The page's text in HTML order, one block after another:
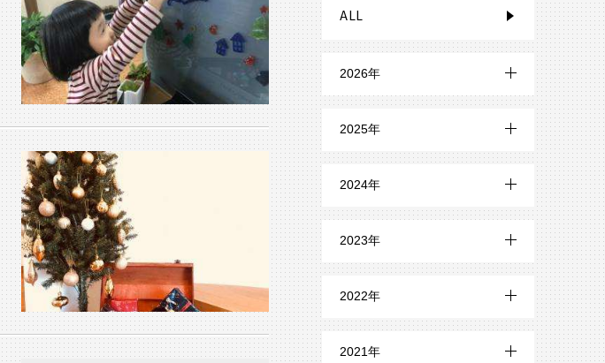
ALL
2026年
7月 (3)
6月 (1)
4月 (1)
2月 (2)
2025年
12月 (2)
11月 (1)
9月 (2)
2024年
12月 (1)
11月 (4)
9月 (3)
2023年
12月 (8)
11月 (6)
2022年
12月 (6)
2021年